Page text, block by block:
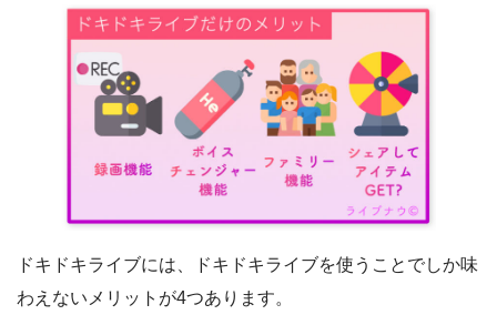
ドキドキライブには、ドキドキライブを使うことでしか味
わえないメリットが4つあります。